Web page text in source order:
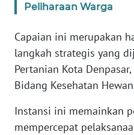
Peliharaan Warga
Capaian ini merupakan
langkah strategis yang
Pertanian Kota
Bidang Kesehatan
Instansi ini memainkan
mempercepat
JABAR
WN
WN